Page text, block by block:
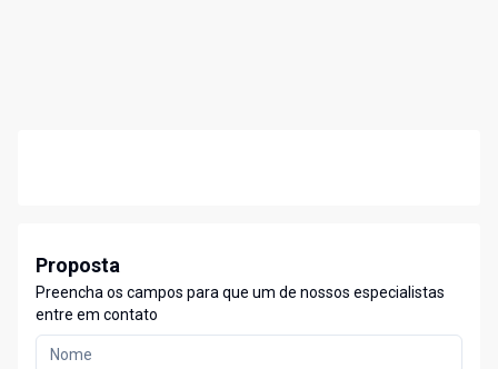
Proposta
Preencha os campos para que um de nossos especialistas
entre em contato